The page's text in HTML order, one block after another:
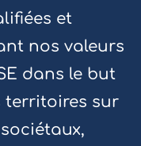
et
nos valeurs
dans le but
territoires sur